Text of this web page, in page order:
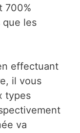
700%
que les
effectuant
il vous
types
va